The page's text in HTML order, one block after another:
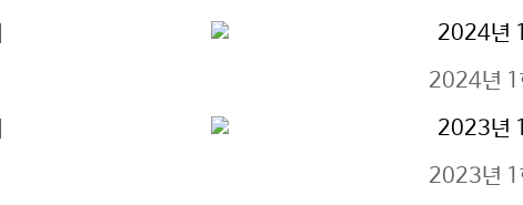
2024년 1
2023년 1